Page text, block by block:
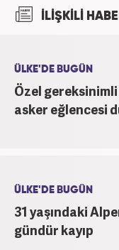
İLİŞKİLİ
ÜLKE'DE BUGÜN
Özel
asker eğlencesi
ÜLKE'DE BUGÜN
31 yaşındaki
gündür kayıp